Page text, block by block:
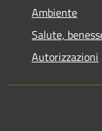
Ambiente
Salute,
Autorizzazioni